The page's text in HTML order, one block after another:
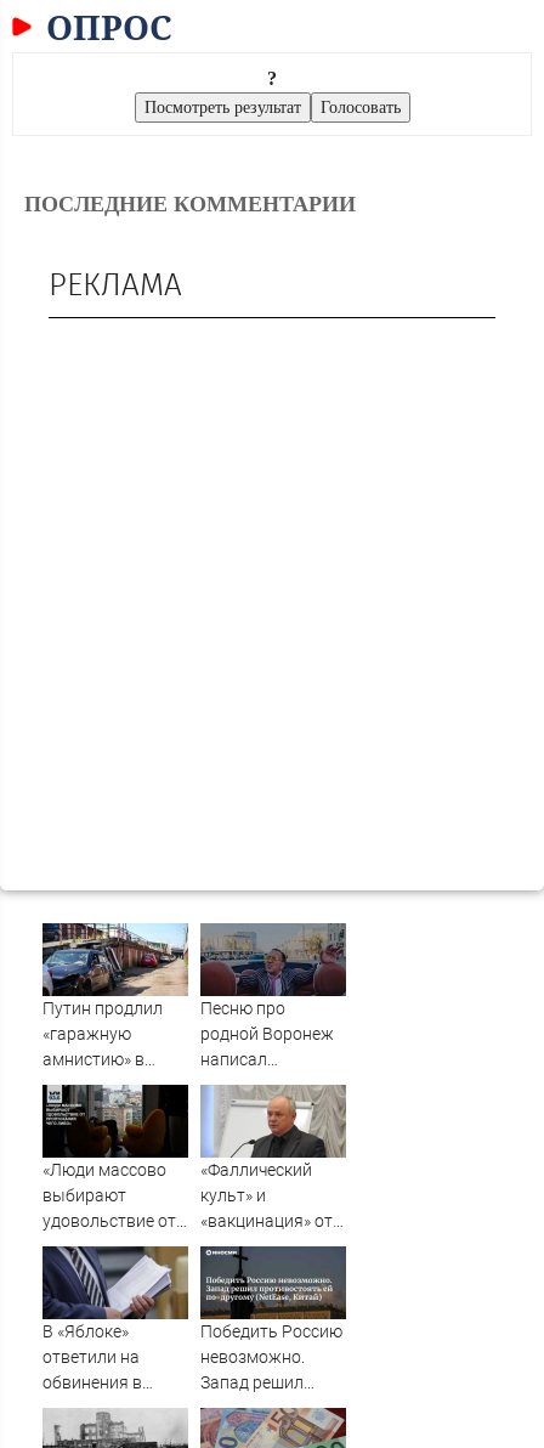
ОПРОС
?
ПОСЛЕДНИЕ КОММЕНТАРИИ
РЕКЛАМА
Путин продлил
«гаражную
амнистию» в
России до 1
сентября 2031
года
Песню про
родной Воронеж
написал
музыкант Михаил
Гребенщиков -
ВестиПК в
Воронеже
«Люди массово
выбирают
удовольствие от
пропускания чего-
либо»
«Фаллический
культ» и
«вакцинация» от
Грефа для
«дорогих
россиян»
В «Яблоке»
ответили на
обвинения в
иностранном
финансировании
Победить Россию
невозможно.
Запад решил
противостоять ей
по-другому